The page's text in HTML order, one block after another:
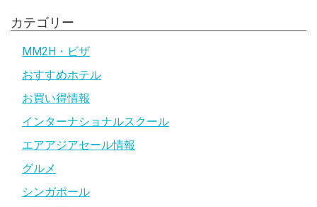
カテゴリー
MM2H・ビザ
おすすめホテル
お買い得情報
インターナショナルスクール
エアアジアセール情報
グルメ
シンガポール